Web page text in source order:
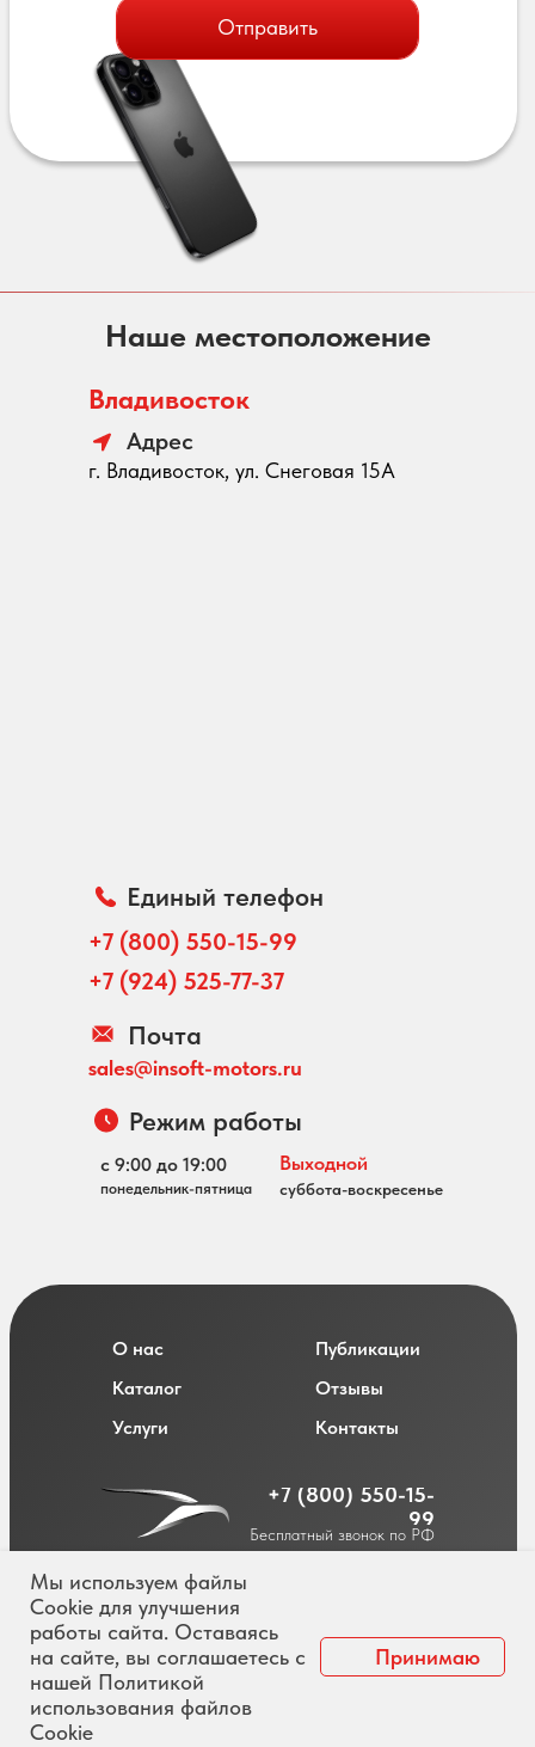
Отправить
Наше местоположение
Владивосток
Адрес
г. Владивосток, ул. Снеговая 15А
Единый телефон
+7 (800) 550-15-99
+7 (924) 525-77-37
Почта
sales@insoft-motors.ru
Режим работы
с 9:00 до 19:00 Выходной
понедельник-пятница суббота-воскресенье
Мы используем файлы
Cookie для улучшения
работы сайта. Оставаясь
на сайте, вы соглашаетесь с
нашей Политикой
использования файлов
Сookie
Принимаю
© Insoft Motors
О нас
Каталог
Услуги
Политика обработки персональных данных
Согласие на обработку персональных данных
Публикации
Отзывы
Контакты
+7 (800) 550-15-
99
Бесплатный звонок по РФ